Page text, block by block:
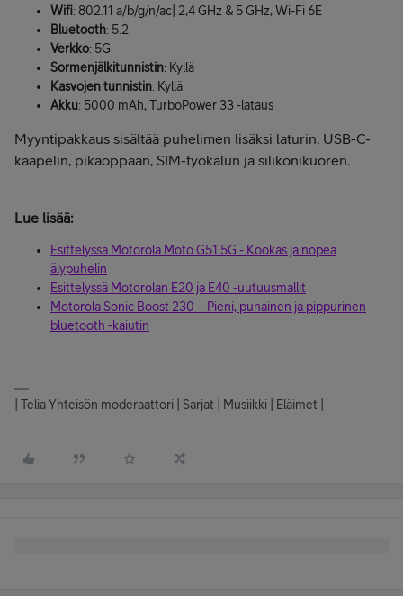
Wifi: 802.11 a/b/g/n/ac| 2,4 GHz & 5 GHz, Wi-Fi 6E
Bluetooth: 5.2
Verkko: 5G
Sormenjälkitunnistin: Kyllä
Kasvojen tunnistin: Kyllä
Akku: 5000 mAh, TurboPower 33 -lataus
Myyntipakkaus sisältää puhelimen lisäksi laturin, USB-C-
kaapelin, pikaoppaan, SIM-työkalun ja silikonikuoren.
Lue lisää:
Esittelyssä Motorola Moto G51 5G - Kookas ja nopea
älypuhelin
Esittelyssä Motorolan E20 ja E40 -uutuusmallit
Motorola Sonic Boost 230 - Pieni, punainen ja pippurinen
bluetooth -kaiutin
| Telia Yhteisön moderaattori | Sarjat | Musiikki | Eläimet |